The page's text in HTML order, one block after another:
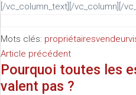
[/vc_column_text][/vc_column][/
Mots clés: propriétairesvendeur
Article précédent
Pourquoi toutes les
valent pas ?